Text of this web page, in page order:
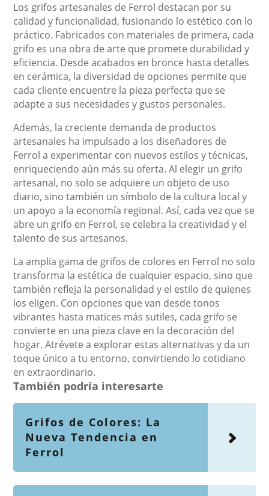
Los grifos artesanales de Ferrol destacan por su
calidad y funcionalidad, fusionando lo estético con lo
práctico. Fabricados con materiales de primera, cada
grifo es una obra de arte que promete durabilidad y
eficiencia. Desde acabados en bronce hasta detalles
en cerámica, la diversidad de opciones permite que
cada cliente encuentre la pieza perfecta que se
adapte a sus necesidades y gustos personales.
Además, la creciente demanda de productos
artesanales ha impulsado a los diseñadores de
Ferrol a experimentar con nuevos estilos y técnicas,
enriqueciendo aún más su oferta. Al elegir un grifo
artesanal, no solo se adquiere un objeto de uso
diario, sino también un símbolo de la cultura local y
un apoyo a la economía regional. Así, cada vez que se
abre un grifo en Ferrol, se celebra la creatividad y el
talento de sus artesanos.
La amplia gama de grifos de colores en Ferrol no solo
transforma la estética de cualquier espacio, sino que
también refleja la personalidad y el estilo de quienes
los eligen. Con opciones que van desde tonos
vibrantes hasta matices más sutiles, cada grifo se
convierte en una pieza clave en la decoración del
hogar. Atrévete a explorar estas alternativas y da un
toque único a tu entorno, convirtiendo lo cotidiano
en extraordinario.
También podría interesarte
Grifos de Colores: La
Nueva Tendencia en
Ferrol